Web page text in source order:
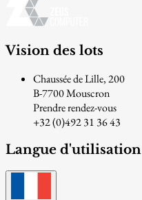
Vision des lots
Chaussée de Lille, 200
B-7700 Mouscron
Prendre rendez-vous
+32 (0)492 31 36 43
Langue d'utilisation